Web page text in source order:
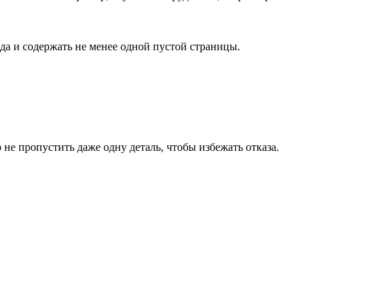
и содержать не менее одной пустой страницы.
пропустить даже одну деталь, чтобы избежать отказа.